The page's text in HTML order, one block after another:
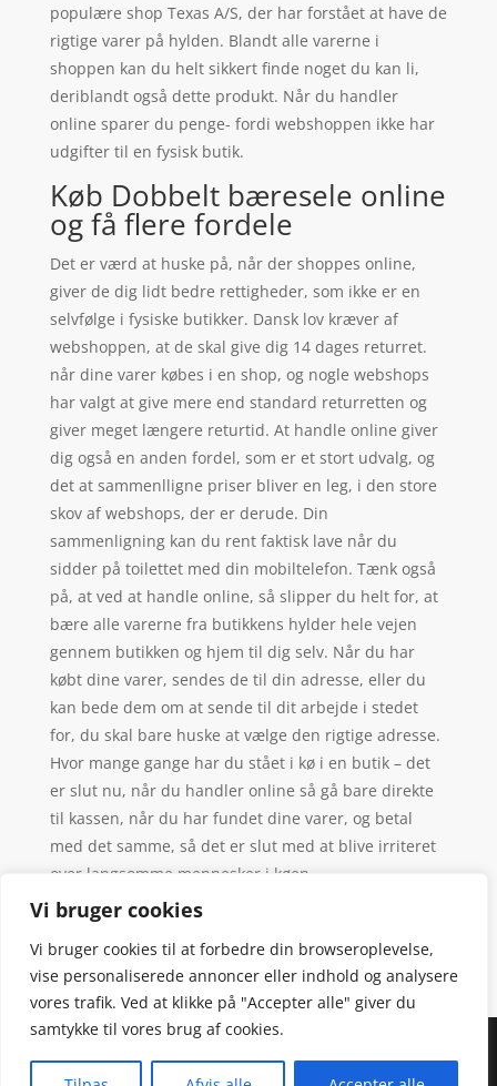
Vi bruger cookies
Vi bruger cookies til at forbedre din browseroplevelse,
vise personaliserede annoncer eller indhold og analysere
vores trafik. Ved at klikke på "Accepter alle" giver du
samtykke til vores brug af cookies.
populære shop Texas A/S, der har forstået at have de
rigtige varer på hylden. Blandt alle varerne i
shoppen kan du helt sikkert finde noget du kan li,
deriblandt også dette produkt. Når du handler
online sparer du penge- fordi webshoppen ikke har
udgifter til en fysisk butik.
Køb Dobbelt bæresele online
og få flere fordele
Det er værd at huske på, når der shoppes online,
giver de dig lidt bedre rettigheder, som ikke er en
selvfølge i fysiske butikker. Dansk lov kræver af
webshoppen, at de skal give dig 14 dages returret.
når dine varer købes i en shop, og nogle webshops
har valgt at give mere end standard returretten og
giver meget længere returtid. At handle online giver
dig også en anden fordel, som er et stort udvalg, og
det at sammenlligne priser bliver en leg, i den store
skov af webshops, der er derude. Din
sammenligning kan du rent faktisk lave når du
sidder på toilettet med din mobiltelefon. Tænk også
på, at ved at handle online, så slipper du helt for, at
bære alle varerne fra butikkens hylder hele vejen
gennem butikken og hjem til dig selv. Når du har
købt dine varer, sendes de til din adresse, eller du
kan bede dem om at sende til dit arbejde i stedet
for, du skal bare huske at vælge den rigtige adresse.
Hvor mange gange har du stået i kø i en butik – det
er slut nu, når du handler online så gå bare direkte
til kassen, når du har fundet dine varer, og betal
med det samme, så det er slut med at blive irriteret
over langsomme mennesker i køen.
spændende varer. Siden er et affiiliatesite, og nogle